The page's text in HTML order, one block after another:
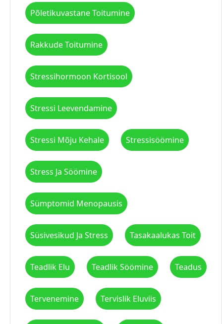
Põletikuvastane Toitumine
Rakkude Toitumine
Stressihormoon Kortisool
Stressi Leevendamine
Stressi Mõju Kehale Stressisöömine
Stress Ja Söömine
Sümptomid Menopausis
Süsivesikud Ja Stress Tasakaalukas Toit
Teadlik Elu Teadlik Söömine Teadus
Tervenemine Tervislik Eluviis